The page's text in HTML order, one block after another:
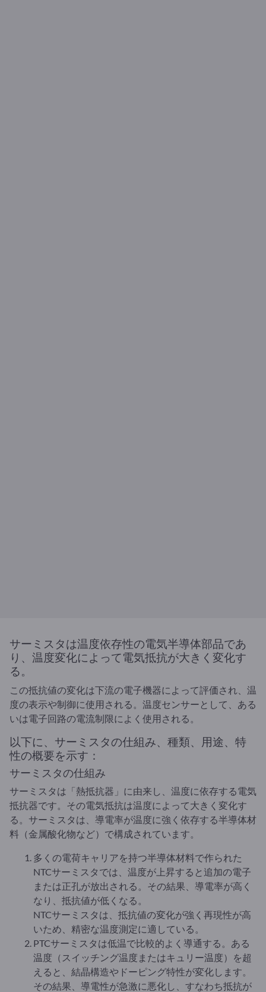
サーミスタは温度依存性の電気半導体部品であ
り、温度変化によって電気抵抗が大きく変化す
る。
この抵抗値の変化は下流の電子機器によって評価され、温
度の表示や制御に使用される。温度センサーとして、ある
いは電子回路の電流制限によく使用される。
以下に、サーミスタの仕組み、種類、用途、特
性の概要を示す：
サーミスタの仕組み
サーミスタは「熱抵抗器」に由来し、温度に依存する電気
抵抗器です。その電気抵抗は温度によって大きく変化す
る。サーミスタは、導電率が温度に強く依存する半導体材
料（金属酸化物など）で構成されています。
多くの電荷キャリアを持つ半導体材料で作られた
NTCサーミスタでは、温度が上昇すると追加の電子
または正孔が放出される。その結果、導電率が高く
なり、抵抗値が低くなる。
NTCサーミスタは、抵抗値の変化が強く再現性が高
いため、精密な温度測定に適している。
PTCサーミスタは低温で比較的よく導通する。ある
温度（スイッチング温度またはキュリー温度）を超
えると、結晶構造やドーピング特性が変化します。
その結果、導電性が急激に悪化し、すなわち抵抗が